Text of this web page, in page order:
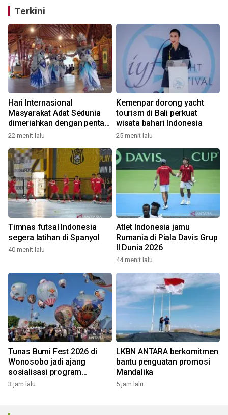
Terkini
Hari Internasional
Masyarakat Adat Sedunia
dimeriahkan dengan pentas
seni budaya Bali
22 menit lalu
Kemenpar dorong yacht
tourism di Bali perkuat
wisata bahari Indonesia
25 menit lalu
Timnas futsal Indonesia
segera latihan di Spanyol
40 menit lalu
Atlet Indonesia jamu
Rumania di Piala Davis Grup
II Dunia 2026
44 menit lalu
Tunas Bumi Fest 2026 di
Wonosobo jadi ajang
sosialisasi program
pemerintah lewat balon
3 jam lalu
LKBN ANTARA berkomitmen
bantu penguatan promosi
Mandalika
5 jam lalu